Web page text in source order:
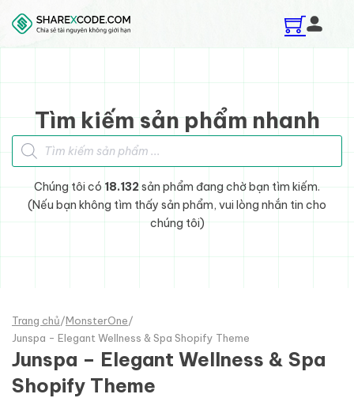
Skip to main content
Skip to footer
Tìm kiếm sản phẩm nhanh
Tìm kiếm sản phẩm
Chúng tôi có 18.132sản phẩm đang chờ bạn tìm kiếm.
(Nếu bạn không tìm thấy sản phẩm, vui lòng nhắn tin cho
chúng tôi)
Trang chủ/MonsterOne/
Junspa - Elegant Wellness & Spa Shopify Theme
Junspa – Elegant Wellness & Spa
Shopify Theme